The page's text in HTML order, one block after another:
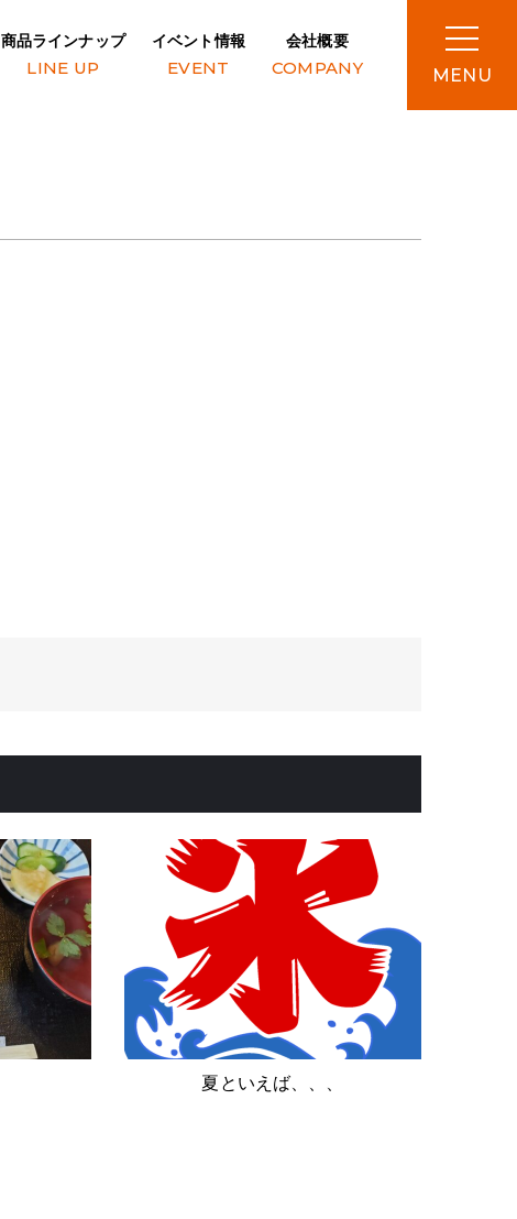
商品ラインナップ
LINE UP
イベント情報
EVENT
会社概要
COMPANY
夏といえば、、、